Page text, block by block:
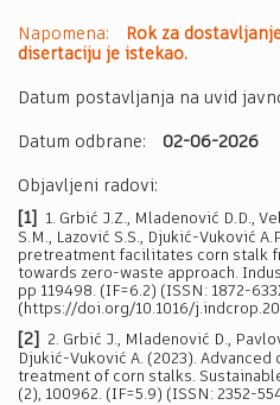
Napomena:
Rok za
disertaciju je istekao.
Datum postavljanja na uvid
Datum odbrane: 02-06-2026
Objavljeni radovi:
[1]
1. Grbić J.Z., Mladenović D.D.,
S.M., Lazović S.S., Djukić-Vuković
pretreatment facilitates corn stalk
towards zero-waste approach.
pp 119498. (IF=6.2) (ISSN: 1872-
(https://doi.org/10.1016/
[2]
2. Grbić J., Mladenović D.,
Djukić-Vuković A. (2023).
treatment of corn stalks.
(2), 100962. (IF=5.9) (ISSN: 2352-